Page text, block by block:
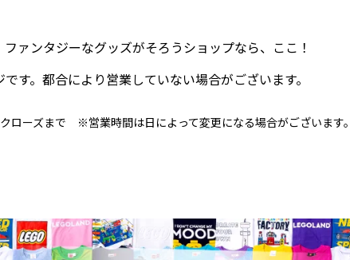
ァンタジーなグッズがそろうショップなら、ここ！
す。都合により営業していない場合がございます。
ローズまで ※営業時間は日によって変更になる場合がございます